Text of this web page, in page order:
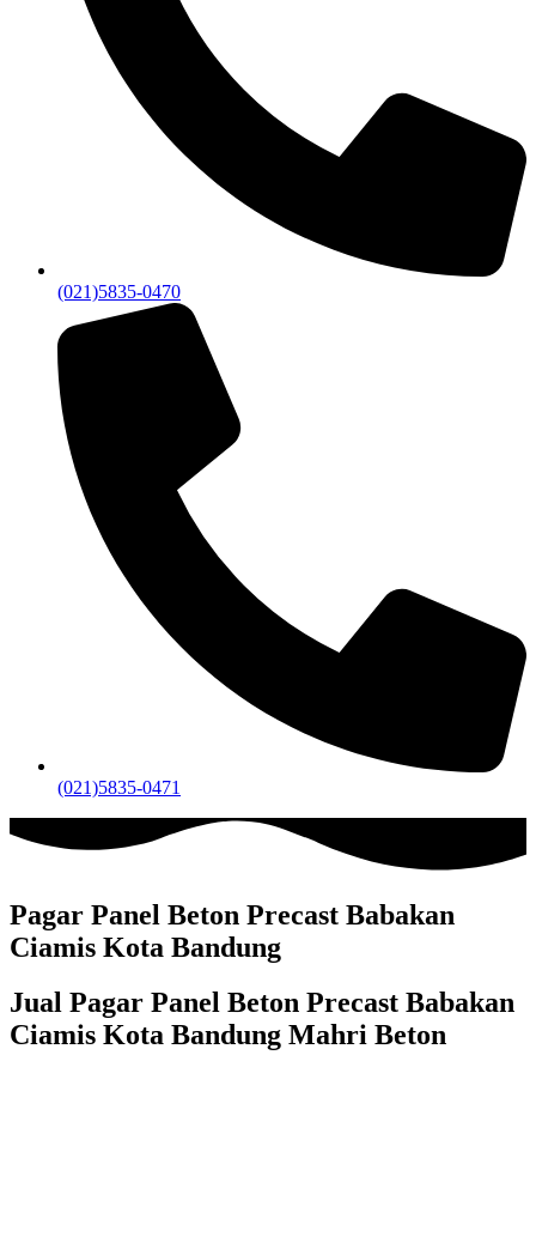
(021)5835-0470
(021)5835-0471
Pagar Panel Beton Precast Babakan
Ciamis Kota Bandung
Jual Pagar Panel Beton Precast Babakan
Ciamis Kota Bandung Mahri Beton